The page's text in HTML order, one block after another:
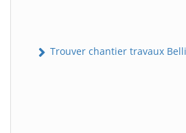
Trouver chantier travaux